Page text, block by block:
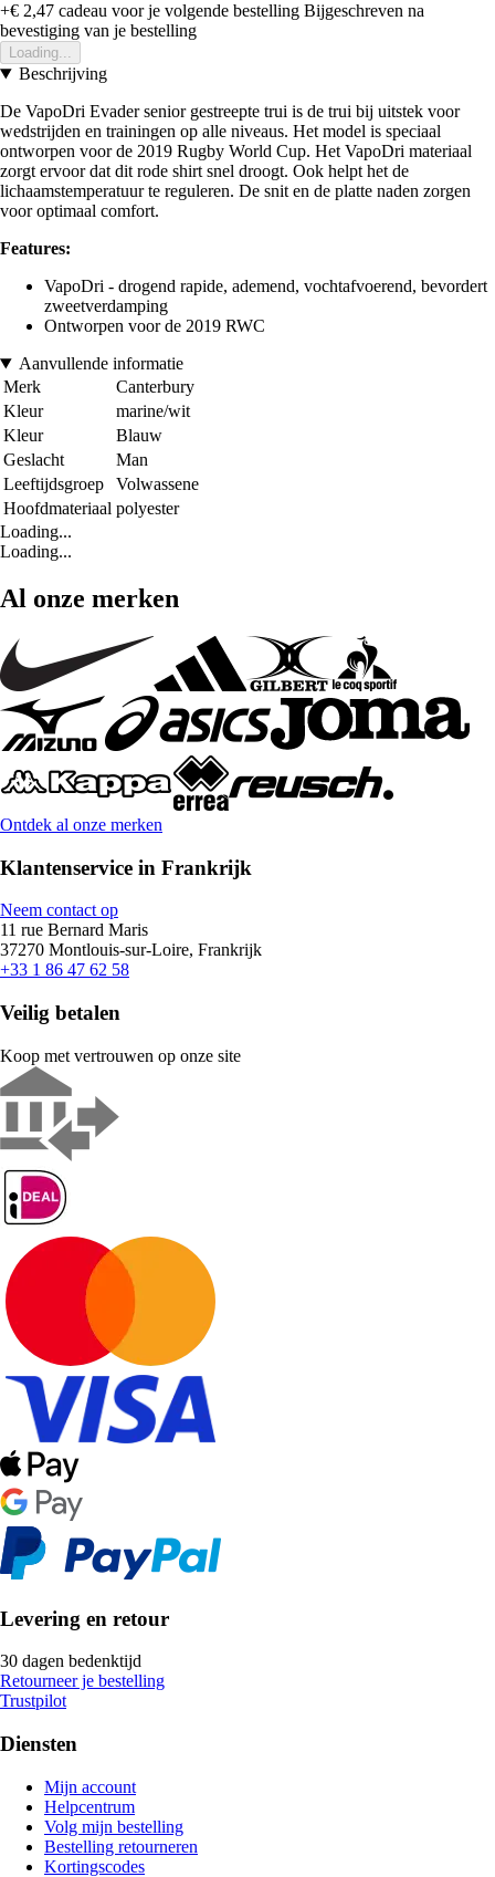
+€ 2,47 cadeau voor je volgende bestelling Bijgeschreven na
bevestiging van je bestelling
Loading...
Beschrijving
De VapoDri Evader senior gestreepte trui is de trui bij uitstek voor
wedstrijden en trainingen op alle niveaus. Het model is speciaal
ontworpen voor de 2019 Rugby World Cup. Het VapoDri materiaal
zorgt ervoor dat dit rode shirt snel droogt. Ook helpt het de
lichaamstemperatuur te reguleren. De snit en de platte naden zorgen
voor optimaal comfort.
Features:
VapoDri - drogend rapide, ademend, vochtafvoerend, bevordert
zweetverdamping
Ontworpen voor de 2019 RWC
Aanvullende informatie
Merk
Canterbury
Kleur
marine/wit
Kleur
Blauw
Geslacht
Man
Leeftijdsgroep
Volwassene
Hoofdmateriaal polyester
Loading...
Loading...
Al onze merken
Ontdek al onze merken
Klantenservice in Frankrijk
Neem contact op
11 rue Bernard Maris
37270 Montlouis-sur-Loire, Frankrijk
+33 1 86 47 62 58
Veilig betalen
Koop met vertrouwen op onze site
Levering en retour
30 dagen bedenktijd
Retourneer je bestelling
Trustpilot
Diensten
Mijn account
Helpcentrum
Volg mijn bestelling
Bestelling retourneren
Kortingscodes